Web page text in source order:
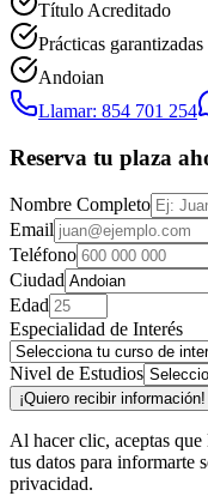
Título Acreditado
Prácticas garantizadas
Andoian
Llamar: 854 701 254
Reserva tu plaza
Nombre Completo
Email
Teléfono
Ciudad
Edad
Especialidad de Interés
Nivel de Estudios
¡Quiero recibir información!
Al hacer clic, aceptas
tus datos para informarte
privacidad.